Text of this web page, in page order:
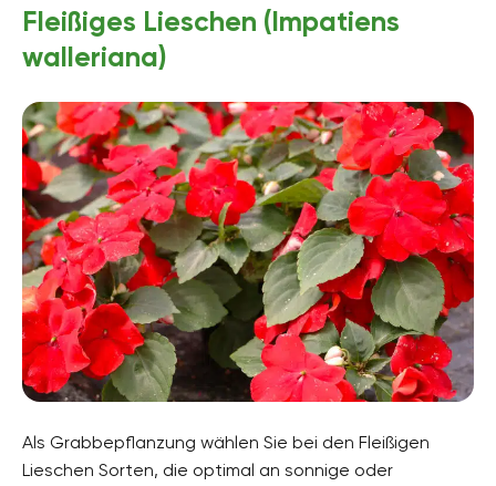
Fleißiges Lieschen (Impatiens
walleriana)
Als Grabbepflanzung wählen Sie bei den Fleißigen
Lieschen Sorten, die optimal an sonnige oder